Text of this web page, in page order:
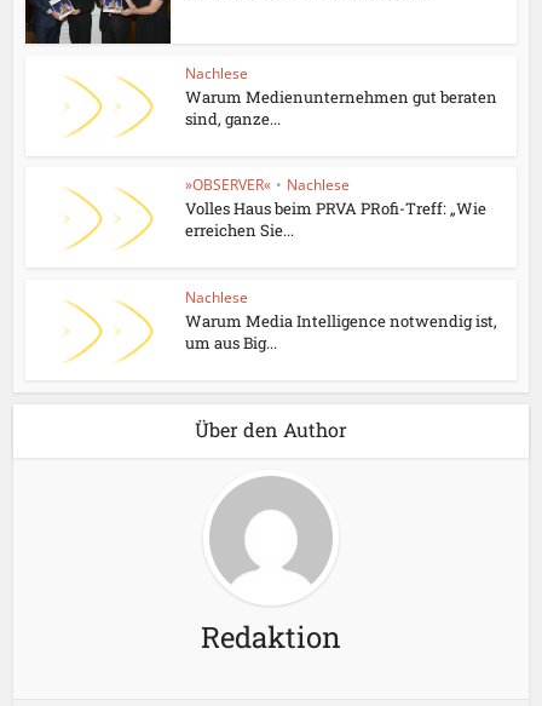
Nachlese
Warum Medienunternehmen gut beraten
sind, ganze...
»OBSERVER« • Nachlese
Volles Haus beim PRVA PRofi-Treff: „Wie
erreichen Sie...
Nachlese
Warum Media Intelligence notwendig ist,
um aus Big...
Über den Author
Redaktion